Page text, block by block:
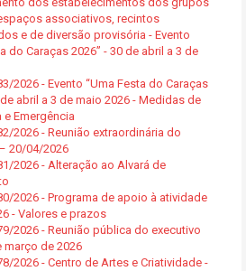
associativos, recintos
e de diversão provisória - Evento
do Caraças 2026” - 30 de abril a 3 de
2026 - Evento “Uma Festa do Caraças
de abril a 3 de maio 2026 - Medidas de
e Emergência
2026 - Reunião extraordinária do
20/04/2026
2026 - Alteração ao Alvará de
2026 - Programa de apoio à atividade
- Valores e prazos
2026 - Reunião pública do executivo
março de 2026
2026 - Centro de Artes e Criatividade -